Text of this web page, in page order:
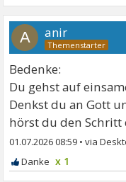
A anir
Bedenke:
Du gehst auf
Denkst du an Gott
hörst du den Schritt
01.07.2026 08:59 •
x 1